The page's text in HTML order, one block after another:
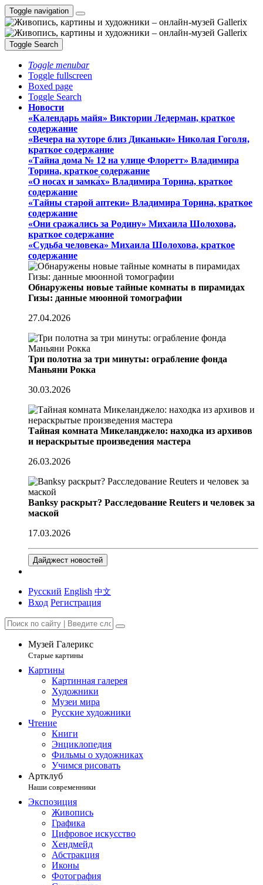
Toggle navigation
Toggle Search
Toggle menubar
Toggle fullscreen
Boxed page
Toggle Search
Новости
«Календарь майя» Виктории Ледерман, краткое
содержание
«Вечера на хуторе близ Диканьки» Николая Гоголя,
краткое содержание
«Тайна дома № 12 на улице Флоретт» Владимира
Торина, краткое содержание
«О носах и замка́х» Владимира Торина, краткое
содержание
«Тайны старой аптеки» Владимира Торина, краткое
содержание
«Они сражались за Родину» Михаила Шолохова,
краткое содержание
«Судьба человека» Михаила Шолохова, краткое
содержание
Обнаружены новые тайные комнаты в пирамидах
Гизы: данные мюонной томографии
27.04.2026
Три полотна за три минуты: ограбление фонда
Маньяни Рокка
30.03.2026
Тайная комната Микеланджело: находка из архивов
и нераскрытые произведения мастера
26.03.2026
Banksy раскрыт? Расследование Reuters и человек за
маской
17.03.2026
Дайджест новостей
Русский English 中文
Вход Регистрация
Музей Галерикс
Старые картины
Картины
Картинная галерея
Художники
Музеи мира
Русские художники
Чтение
Книги
Энциклопедия
Фильмы о художниках
Учимся рисовать
Артклуб
Наши современники
Экспозиция
Живопись
Графика
Цифровое искусство
Хендмейд
Абстракция
Иконы
Фотография